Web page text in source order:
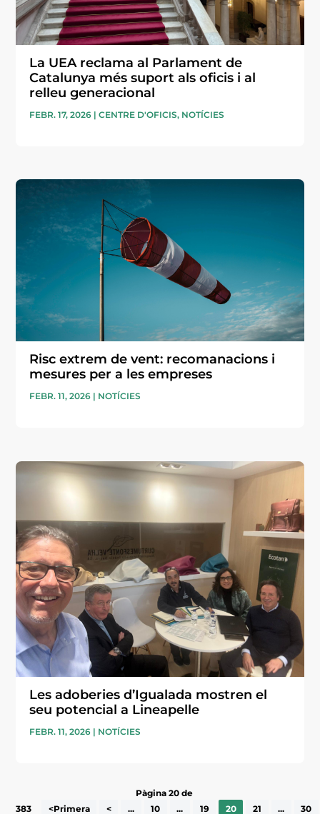
La UEA reclama al Parlament de
Catalunya més suport als oficis i al
relleu generacional
FEBR. 17, 2026 |CENTRE D'OFICIS, NOTÍCIES
Risc extrem de vent: recomanacions i
mesures per a les empreses
FEBR. 11, 2026 | NOTÍCIES
Les adoberies d’Igualada mostren el
seu potencial a Lineapelle
FEBR. 11, 2026 | NOTÍCIES
Pàgina 20 de
383
<Primera < ... 10 ... 19 20 21 ... 30